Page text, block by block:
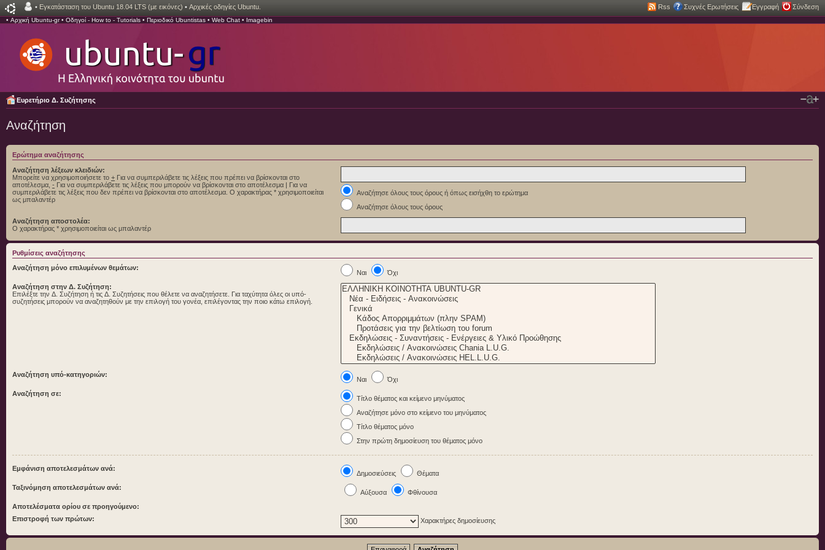
• Εγκατάσταση του Ubuntu 18.04 LTS (με εικόνες) • Αρχικές οδηγίες Ubuntu. Rss Συχνές Ερωτήσεις Εγγραφή Σύνδεση
• Αρχική Ubuntu-gr• Οδηγοί - How to - Tutorials • Περιοδικό Ubuntistas • Web Chat • Imagebin
Ευρετήριο Δ. Συζήτησης
Αναζήτηση
Ερώτημα αναζήτησης
Αναζήτηση λέξεων κλειδιών:
Μπορείτε να χρησιμοποιήσετε το + Για να συμπεριλάβετε τις λέξεις που πρέπει να βρίσκονται στο
αποτέλεσμα, - Για να συμπεριλάβετε τις λέξεις που μπορούν να βρίσκονται στο αποτέλεσμα | Για να
συμπεριλάβετε τις λέξεις που δεν πρέπει να βρίσκονται στο αποτέλεσμα. Ο χαρακτήρας * χρησιμοποιείται
ως μπαλαντέρ
Αναζήτησε όλους τους όρους ή όπως εισήχθη το ερώτημα
Αναζήτησε όλους τους όρους
Αναζήτηση αποστολέα:
Ο χαρακτήρας * χρησιμοποιείται ως μπαλαντέρ
Ρυθμίσεις αναζήτησης
Αναζήτηση μόνο επιλυμένων θεμάτων:
Ναι
Όχι
Αναζήτηση στην Δ. Συζήτηση:
Επιλέξτε την Δ. Συζήτηση ή τις Δ. Συζητήσεις που θέλετε να αναζητήσετε. Για ταχύτητα όλες οι υπό-
συζητήσεις μπορούν να αναζητηθούν με την επιλογή του γονέα, επιλέγοντας την ποιο κάτω επιλογή.
Αναζήτηση υπό-κατηγοριών:
Ναι
Όχι
Αναζήτηση σε:
Τίτλο θέματος και κείμενο μηνύματος
Αναζήτησε μόνο στο κείμενο του μηνύματος
Τίτλο θέματος μόνο
Στην πρώτη δημοσίευση του θέματος μόνο
Εμφάνιση αποτελεσμάτων ανά:
Δημοσιεύσεις
Θέματα
Ταξινόμηση αποτελεσμάτων ανά:
Αύξουσα
Φθίνουσα
Αποτελέσματα ορίου σε προηγούμενο:
Επιστροφή των πρώτων:
Χαρακτήρες δημοσίευσης